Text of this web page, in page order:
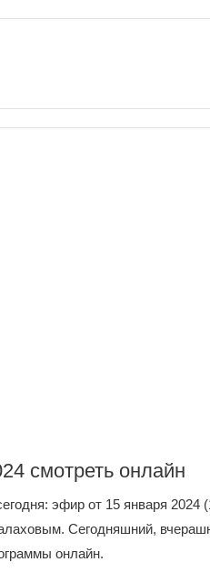
смотреть онлайн
эфир от 15 января
Сегодняшний,
онлайн.